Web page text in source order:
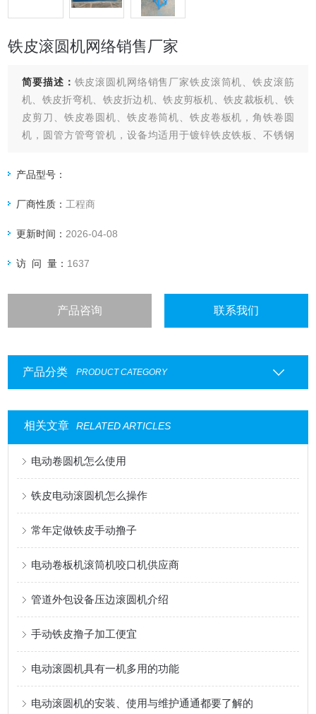
铁皮滚圆机网络销售厂家
简要描述： 铁皮滚圆机网络销售厂家铁皮滚筒机、铁皮滚筋
机、铁皮折弯机、铁皮折边机、铁皮剪板机、铁皮裁板机、铁
皮剪刀、铁皮卷圆机、铁皮卷筒机、铁皮卷板机，角铁卷圆
机，圆管方管弯管机，设备均适用于镀锌铁皮铁板、不锈钢
产品型号：
厂商性质： 工程商
更新时间： 2026-04-08
访 问 量： 1637
产品咨询 联系我们
产品分类 PRODUCT CATEGORY
相关文章 RELATED ARTICLES
电动卷圆机怎么使用
铁皮电动滚圆机怎么操作
常年定做铁皮手动撸子
电动卷板机滚筒机咬口机供应商
管道外包设备压边滚圆机介绍
手动铁皮撸子加工便宜
电动滚圆机具有一机多用的功能
电动滚圆机的安装、使用与维护通通都要了解的